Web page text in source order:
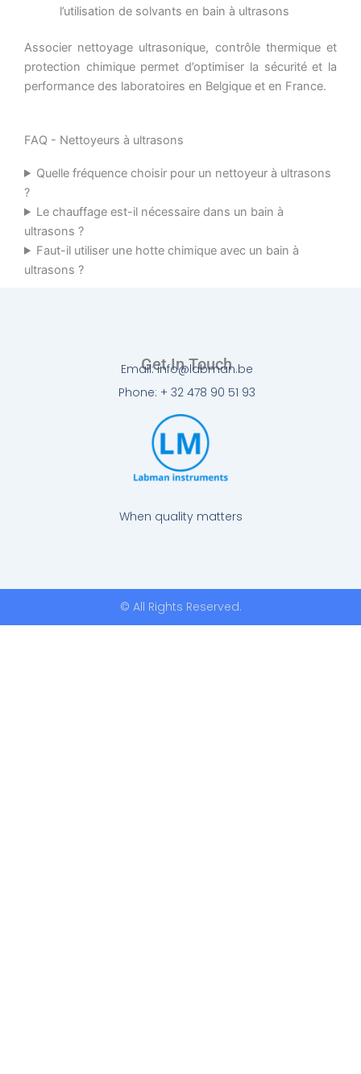
l’utilisation de solvants en bain à ultrasons
Associer nettoyage ultrasonique, contrôle thermique et
protection chimique permet d’optimiser la sécurité et la
performance des laboratoires en Belgique et en France.
FAQ - Nettoyeurs à ultrasons
Quelle fréquence choisir pour un nettoyeur à ultrasons
?
Le chauffage est-il nécessaire dans un bain à
ultrasons ?
Faut-il utiliser une hotte chimique avec un bain à
ultrasons ?
When quality matters
Get In Touch
Email: info@labman.be
Phone: + 32 478 90 51 93
© All Rights Reserved.